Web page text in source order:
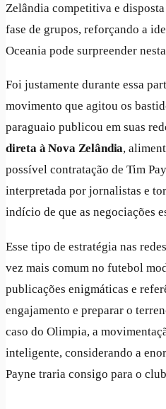
Zelândia competitiva e
fase de grupos, reforçando a
Oceania pode surpreender
Foi justamente durante essa
movimento que agitou os
paraguaio publicou em suas
direta à Nova Zelândia,
possível contratação de Tim
interpretada por jornalistas e
indício de que as negociações
Esse tipo de estratégia nas
vez mais comum no futebol
publicações enigmáticas e
engajamento e preparar o
caso do Olimpia, a
inteligente, considerando a
Payne traria consigo para o